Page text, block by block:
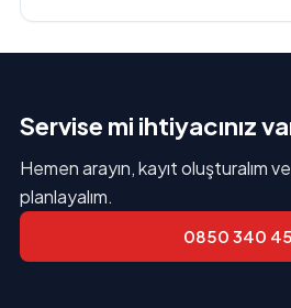
Servise mi ihtiyacınız
Hemen arayın, kayıt oluşturalım
planlayalım.
0850 340